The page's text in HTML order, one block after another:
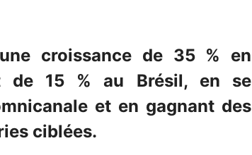
croissance de 35 % en
de 15 % au Brésil, en se
et en gagnant des
ciblées.